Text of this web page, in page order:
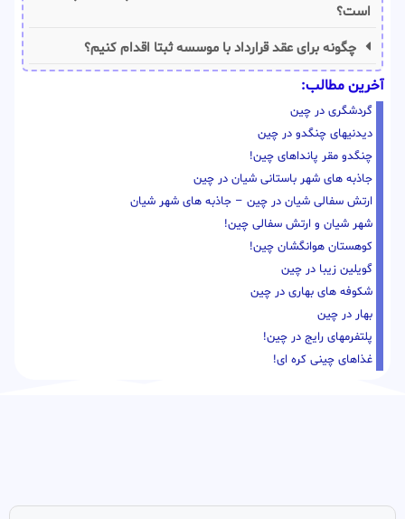
است؟
چگونه برای عقد قرارداد با موسسه ثبتا اقدام کنیم؟
آخرین مطالب:
گردشگری در چین
دیدنیهای چنگدو در چین
چنگدو مقر پانداهای چین!
جاذبه های شهر باستانی شیان در چین
ارتش سفالی شیان در چین – جاذبه های شهر شیان
شهر شیان و ارتش سفالی چین!
کوهستان هوانگشان چین!
گویلین زیبا در چین
شکوفه های بهاری در چین
بهار در چین
پلتفرمهای رایج در چین!
غذاهای چینی کره ای!